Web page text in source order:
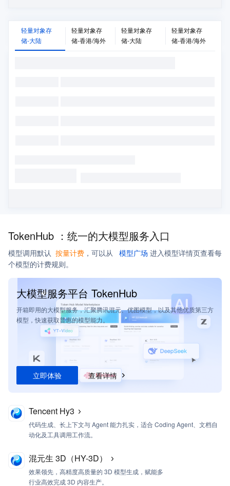
轻量对象存
储-大陆
轻量对象存
储-香港/海外
轻量对象存
储-大陆
轻量对象存
储-香港/海外
TokenHub ： 统一的大模型服务入口
模型调用默认 按量计费 ， 可以从 模型广场 进入模型详情页查看每
个模型的计费规则。
大模型服务平台 TokenHub
开箱即用的大模型服务，汇聚腾讯混元、优图模型，以及其他优质第三方
模型，快速获取普惠的模型能力。
立即体验 查看详情
Tencent Hy3
代码生成、长上下文与 Agent 能力扎实，适合 Coding Agent、文档自
动化及工具调用工作流。
混元生 3D（HY-3D）
效果领先，高精度高质量的 3D 模型生成，赋能多
行业高效完成 3D 内容生产。